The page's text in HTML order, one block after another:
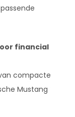
financial
compacte
Mustang